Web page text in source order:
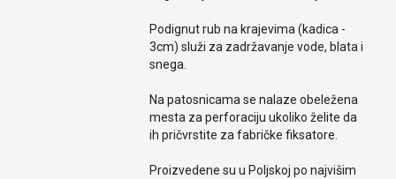
Podignut rub na krajevima (kadica -
3cm) služi za zadržavanje vode, blata i
snega.
Na patosnicama se nalaze obeležena
mesta za perforaciju ukoliko želite da
ih pričvrstite za fabričke fiksatore.
Proizvedene su u Poljskoj po najvišim